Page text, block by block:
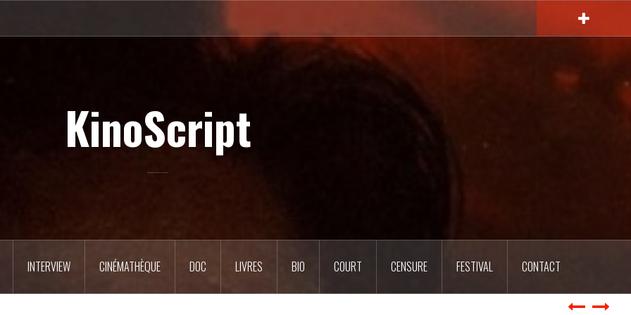
KinoScript
INTERVIEW CINÉMATHÈQUE DOC LIVRES BIO COURT CENSURE FESTIVAL CONTACT